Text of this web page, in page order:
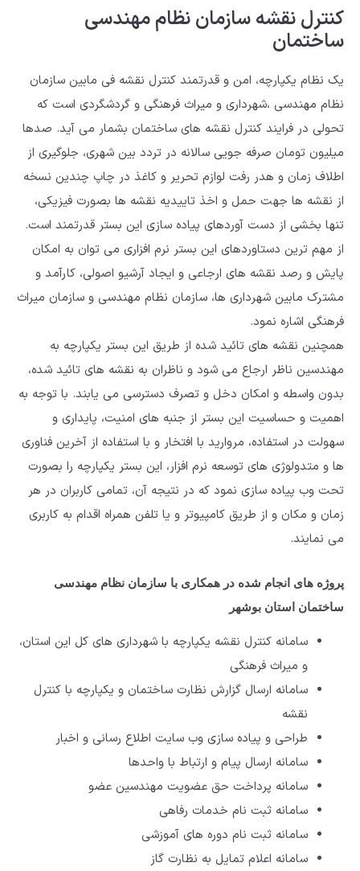
کنترل نقشه سازمان نظام مهندسی
ساختمان
یک نظام یکپارچه، امن و قدرتمند کنترل نقشه فی مابین سازمان
نظام مهندسی ،شهرداری و میراث فرهنگی و گردشگردی است که
تحولی در فرایند کنترل نقشه های ساختمان بشمار می آید. صدها
میلیون تومان صرفه جویی سالانه در تردد بین شهری، جلوگیری از
اطلاف زمان و هدر رفت لوازم تحریر و کاغذ در چاپ چندین نسخه
از نقشه ها جهت حمل و اخذ تاییدیه نقشه ها بصورت فیزیکی،
تنها بخشی از دست آوردهای پیاده سازی این بستر قدرتمند است.
از مهم ترین دستاوردهای این بستر نرم افزاری می توان به امکان
پایش و رصد نقشه های ارجاعی و ایجاد آرشیو اصولی، کارآمد و
مشترک مابین شهرداری ها، سازمان نظام مهندسی و سازمان میراث
فرهنگی اشاره نمود.
همچنین نقشه های تائید شده از طریق این بستر یکپارچه به
مهندسین ناظر ارجاع می شود و ناظران به نقشه های تائید شده،
بدون واسطه و امکان دخل و تصرف دسترسی می یابند. با توجه به
اهمیت و حساسیت این بستر از جنبه های امنیت، پایداری و
سهولت در استفاده، مروارید با افتخار و با استفاده از آخرین فناوری
ها و متدولوژی های توسعه نرم افزار، این بستر یکپارچه را بصورت
تحت وب پیاده سازی نمود که در نتیجه آن، تمامی کاربران در هر
زمان و مکان و از طریق کامپیوتر و یا تلفن همراه اقدام به کاربری
می نمایند.
پروژه های انجام شده در همکاری با سازمان نظام مهندسی
ساختمان استان بوشهر
سامانه کنترل نقشه یکپارچه با شهرداری های کل این استان،
و میراث فرهنگی
سامانه ارسال گزارش نظارت ساختمان و یکپارچه با کنترل
نقشه
طراحی و پیاده سازی وب سایت اطلاع رسانی و اخبار
سامانه ارسال پیام و ارتباط با واحدها
سامانه پرداخت حق عضویت مهندسین عضو
سامانه ثبت نام خدمات رفاهی
سامانه ثبت نام دوره های آموزشی
سامانه اعلام تمایل به نظارت گاز